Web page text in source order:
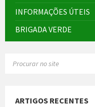
INFORMAÇÕES ÚTEIS
BRIGADA VERDE
ARTIGOS RECENTES